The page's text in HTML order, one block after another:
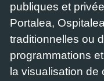
publiques et
Portalea,
traditionnelles ou
programmations
la visualisation